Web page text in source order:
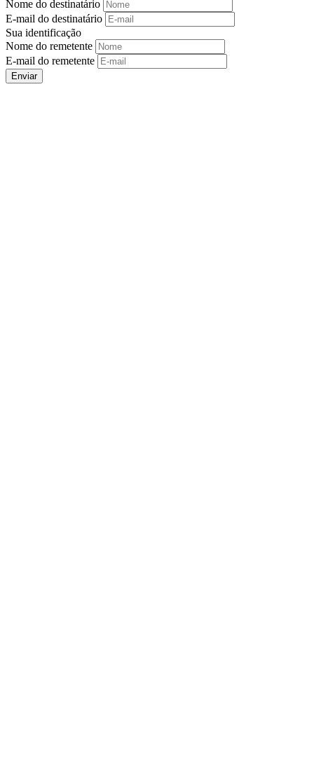
Nome do destinatário
E-mail do destinatário
Sua identificação
Nome do remetente
E-mail do remetente
Enviar